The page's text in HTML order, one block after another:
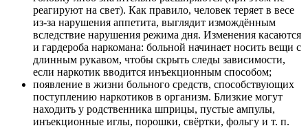
реагируют на свет). Как правило, человек теряет в весе
из-за нарушения аппетита, выглядит измождённым
вследствие нарушения режима дня. Изменения касаются
и гардероба наркомана: больной начинает носить вещи с
длинным рукавом, чтобы скрыть следы зависимости,
если наркотик вводится инъекционным способом;
появление в жизни больного средств, способствующих
поступлению наркотиков в организм. Близкие могут
находить у родственника шприцы, пустые ампулы,
инъекционные иглы, порошки, свёртки, фольгу и т. п.